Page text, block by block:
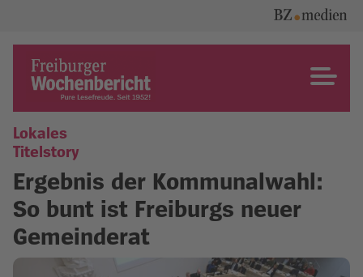
content
Freiburger Wochenbericht
Lokales
Titelstory
Ergebnis der Kommunalwahl:
So bunt ist Freiburgs neuer
Gemeinderat